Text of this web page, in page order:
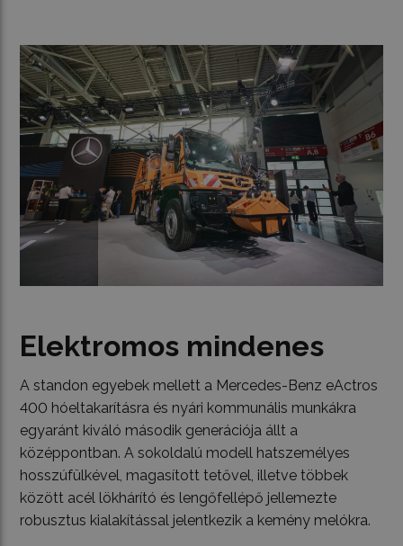
Elektromos mindenes
A standon egyebek mellett a Mercedes-Benz eActros
400 hóeltakarításra és nyári kommunális munkákra
egyaránt kiváló második generációja állt a
középpontban. A sokoldalú modell hatszemélyes
hosszúfülkével, magasított tetővel, illetve többek
között acél lökhárító és lengőfellépő jellemezte
robusztus kialakítással jelentkezik a kemény melókra.